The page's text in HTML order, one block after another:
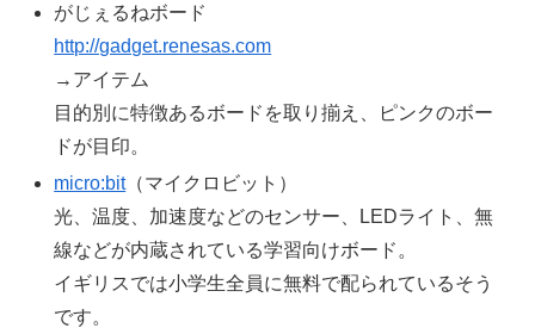
がじぇるねボード
http://gadget.renesas.com
→アイテム
目的別に特徴あるボードを取り揃え、ピンクのボー
ドが目印。
micro:bit（マイクロビット）
光、温度、加速度などのセンサー、LEDライト、無
線などが内蔵されている学習向けボード。
イギリスでは小学生全員に無料で配られているそう
です。